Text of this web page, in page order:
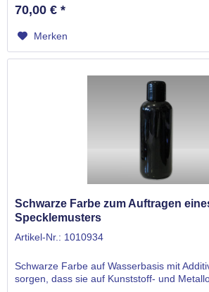
70,00 € *
Merken
Schwarze Farbe zum Auftragen
Specklemusters
Artikel-Nr.: 1010934
Schwarze Farbe auf Wasserbasis mit
sorgen, dass sie auf Kunststoff- und